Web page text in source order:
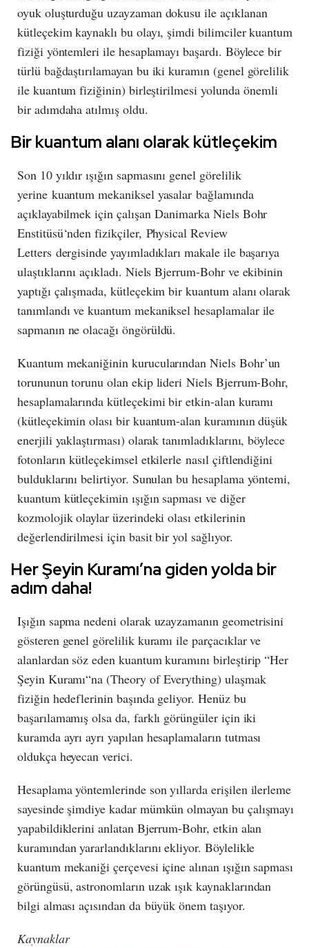
oyuk oluşturduğu uzayzaman dokusu ile açıklanan
kütleçekim kaynaklı bu olayı, şimdi bilimciler kuantum
fiziği yöntemleri ile hesaplamayı başardı. Böylece bir
türlü bağdaştırılamayan bu iki kuramın (genel görelilik
ile kuantum fiziğinin) birleştirilmesi yolunda önemli
bir adımdaha atılmış oldu.
Bir kuantum alanı olarak kütleçekim
Son 10 yıldır ışığın sapmasını genel görelilik
yerine kuantum mekaniksel yasalar bağlamında
açıklayabilmek için çalışan Danimarka Niels Bohr
Enstitüsü‘nden fizikçiler, Physical Review
Letters dergisinde yayımladıkları makale ile başarıya
ulaştıklarını açıkladı. Niels Bjerrum-Bohr ve ekibinin
yaptığı çalışmada, kütleçekim bir kuantum alanı olarak
tanımlandı ve kuantum mekaniksel hesaplamalar ile
sapmanın ne olacağı öngörüldü.
Kuantum mekaniğinin kurucularından Niels Bohr’un
torununun torunu olan ekip lideri Niels Bjerrum-Bohr,
hesaplamalarında kütleçekimi bir etkin-alan kuramı
(kütleçekimin olası bir kuantum-alan kuramının düşük
enerjili yaklaştırması) olarak tanımladıklarını, böylece
fotonların kütleçekimsel etkilerle nasıl çiftlendiğini
bulduklarını belirtiyor. Sunulan bu hesaplama yöntemi,
kuantum kütleçekimin ışığın sapması ve diğer
kozmolojik olaylar üzerindeki olası etkilerinin
değerlendirilmesi için basit bir yol sağlıyor.
Her Şeyin Kuramı’na giden yolda bir
adım daha!
Işığın sapma nedeni olarak uzayzamanın geometrisini
gösteren genel görelilik kuramı ile parçacıklar ve
alanlardan söz eden kuantum kuramını birleştirip “Her
Şeyin Kuramı“na (Theory of Everything) ulaşmak
fiziğin hedeflerinin başında geliyor. Henüz bu
başarılamamış olsa da, farklı görüngüler için iki
kuramda ayrı ayrı yapılan hesaplamaların tutması
oldukça heyecan verici.
Hesaplama yöntemlerinde son yıllarda erişilen ilerleme
sayesinde şimdiye kadar mümkün olmayan bu çalışmayı
yapabildiklerini anlatan Bjerrum-Bohr, etkin alan
kuramından yararlandıklarını ekliyor. Böylelikle
kuantum mekaniği çerçevesi içine alınan ışığın sapması
görüngüsü, astronomların uzak ışık kaynaklarından
bilgi alması açısından da büyük önem taşıyor.
Kaynaklar